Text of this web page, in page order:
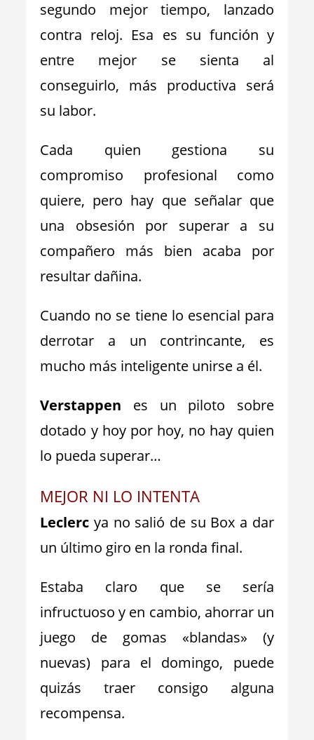
segundo mejor tiempo, lanzado
contra reloj. Esa es su función y
entre mejor se sienta al
conseguirlo, más productiva será
su labor.
Cada quien gestiona su
compromiso profesional como
quiere, pero hay que señalar que
una obsesión por superar a su
compañero más bien acaba por
resultar dañina.
Cuando no se tiene lo esencial para
derrotar a un contrincante, es
mucho más inteligente unirse a él.
Verstappen es un piloto sobre
dotado y hoy por hoy, no hay quien
lo pueda superar…
MEJOR NI LO INTENTA
Leclerc ya no salió de su Box a dar
un último giro en la ronda final.
Estaba claro que se sería
infructuoso y en cambio, ahorrar un
juego de gomas «blandas» (y
nuevas) para el domingo, puede
quizás traer consigo alguna
recompensa.